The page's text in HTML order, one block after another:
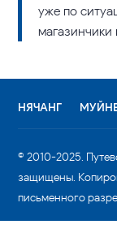
уже по
магазинчики
НЯЧАНГ
© 2010-2025.
защищены.
письменного